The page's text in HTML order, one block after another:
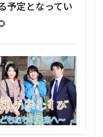
予定となってい